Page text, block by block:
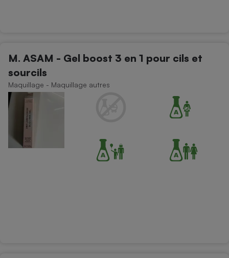
M. ASAM - Gel boost 3 en 1 pour cils et
sourcils
Maquillage - Maquillage autres